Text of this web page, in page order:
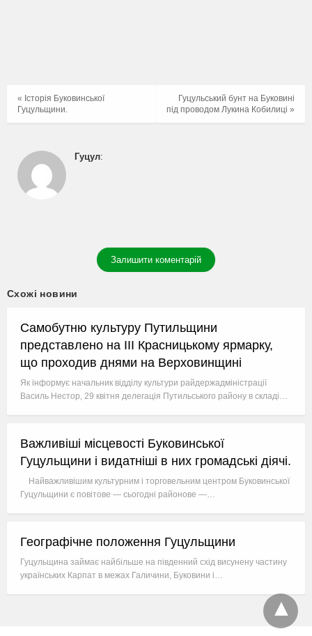
Гуцульський бунт на Буковині
під проводом Лукина Кобилиці »
« Історія Буковинської
Гуцульщини.
Гуцул:
Залишити коментарій
Схожі новини
Самобутню культуру Путильщини
представлено на ІІІ Красницькому ярмарку,
що проходив днями на Верховинщині
Як інформує начальник відділу культури райдержадміністрації
Василь Нестор, 29 квітня делегація Путильського району в складі…
Важливіші місцевості Буковинської
Гуцульщини і видатніші в них громадські діячі.
Найважливішим культурним і торговельним центром Буковинської
Гуцульщини є повітове — сьогодні районове —…
Географічне положення Гуцульщини
Гуцульщина займає найбільше на південний схід висунену частину
українських Карпат в межах Галичини, Буковини і…